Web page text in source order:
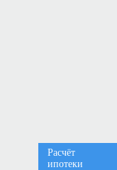
Расчёт
ипотеки